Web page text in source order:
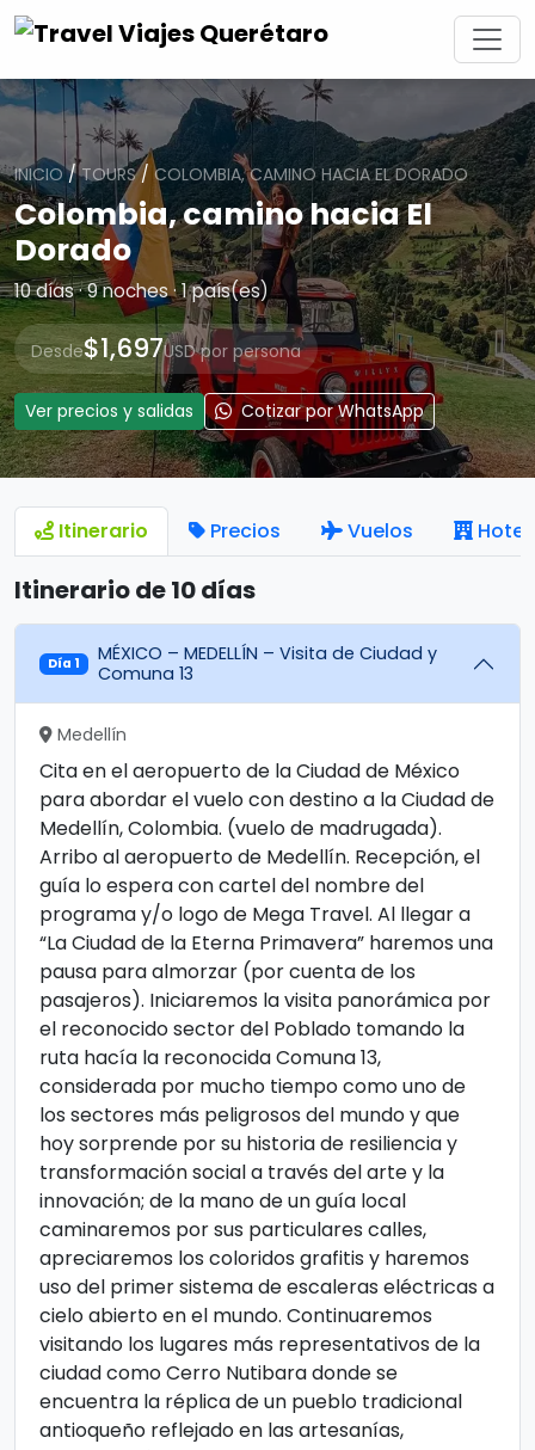
INICIO/TOURS/ COLOMBIA, CAMINO HACIA EL DORADO
Colombia, camino hacia El
Dorado
10 días · 9 noches · 1 país(es)
Desde$1,697USD por persona
Ver precios y salidas Cotizar por WhatsApp
Itinerario Precios Vuelos
Itinerario de 10 días
Día 1
MÉXICO – MEDELLÍN – Visita de Ciudad y
Comuna 13
Medellín
Cita en el aeropuerto de la Ciudad de México
para abordar el vuelo con destino a la Ciudad de
Medellín, Colombia. (vuelo de madrugada).
Arribo al aeropuerto de Medellín. Recepción, el
guía lo espera con cartel del nombre del
programa y/o logo de Mega Travel. Al llegar a
“La Ciudad de la Eterna Primavera” haremos una
pausa para almorzar (por cuenta de los
pasajeros). Iniciaremos la visita panorámica por
el reconocido sector del Poblado tomando la
ruta hacía la reconocida Comuna 13,
considerada por mucho tiempo como uno de
los sectores más peligrosos del mundo y que
hoy sorprende por su historia de resiliencia y
transformación social a través del arte y la
innovación; de la mano de un guía local
caminaremos por sus particulares calles,
apreciaremos los coloridos grafitis y haremos
uso del primer sistema de escaleras eléctricas a
cielo abierto en el mundo. Continuaremos
visitando los lugares más representativos de la
ciudad como Cerro Nutibara donde se
encuentra la réplica de un pueblo tradicional
antioqueño reflejado en las artesanías,